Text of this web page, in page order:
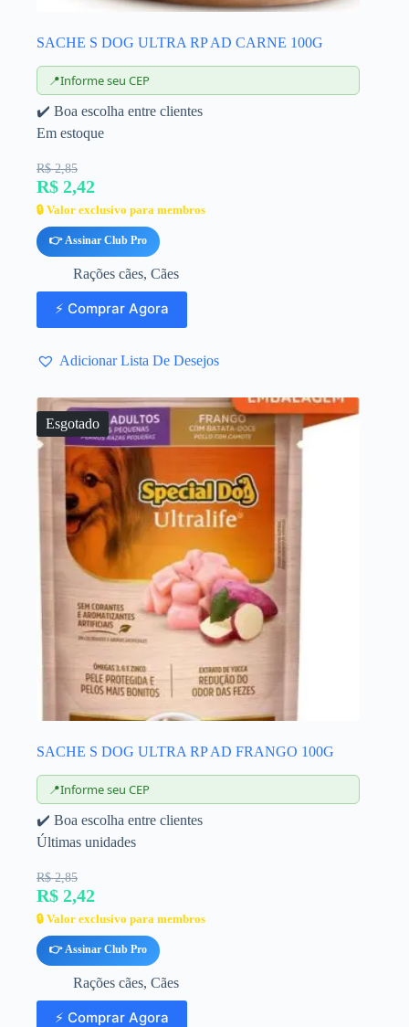
SACHE S DOG ULTRA RP AD CARNE 100G
📍Informe seu CEP
✔️ Boa escolha entre clientes
Em estoque
R$ 2,85
R$ 2,42
🔒 Valor exclusivo para membros
👉 Assinar Club Pro
Rações cães, Cães
⚡ Comprar Agora
Adicionar Lista De Desejos
Esgotado
SACHE S DOG ULTRA RP AD FRANGO 100G
📍Informe seu CEP
✔️ Boa escolha entre clientes
Últimas unidades
R$ 2,85
R$ 2,42
🔒 Valor exclusivo para membros
👉 Assinar Club Pro
Rações cães, Cães
⚡ Comprar Agora